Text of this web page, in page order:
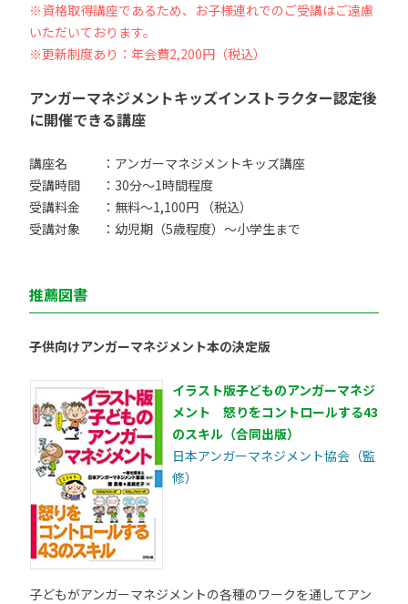
※資格取得講座であるため、お子様連れでのご受講はご遠慮
いただいております。
※更新制度あり：年会費2,200円（税込）
アンガーマネジメントキッズインストラクター認定後
に開催できる講座
講座名
：アンガーマネジメントキッズ講座
受講時間
：30分〜1時間程度
受講料金
：無料〜1,100円 （税込）
受講対象
：幼児期（5歳程度）〜小学生まで
推薦図書
子供向けアンガーマネジメント本の決定版
イラスト版子どものアンガーマネジ
メント 怒りをコントロールする43
のスキル（合同出版）
日本アンガーマネジメント協会（監
修）
子どもがアンガーマネジメントの各種のワークを通してアン